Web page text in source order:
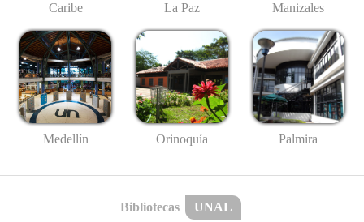
Caribe La Paz Manizales
Medellín Orinoquía Palmira
Bibliotecas UNAL